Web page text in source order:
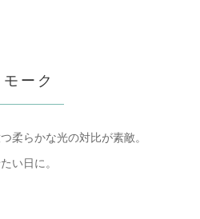
モーク
柔らかな光の対比が素敵。
い日に。